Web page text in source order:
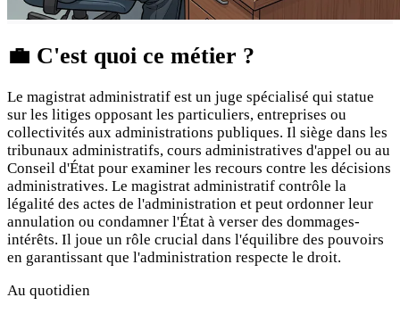
💼 C'est quoi ce métier ?
Le magistrat administratif est un juge spécialisé qui statue
sur les litiges opposant les particuliers, entreprises ou
collectivités aux administrations publiques. Il siège dans les
tribunaux administratifs, cours administratives d'appel ou au
Conseil d'État pour examiner les recours contre les décisions
administratives. Le magistrat administratif contrôle la
légalité des actes de l'administration et peut ordonner leur
annulation ou condamner l'État à verser des dommages-
intérêts. Il joue un rôle crucial dans l'équilibre des pouvoirs
en garantissant que l'administration respecte le droit.
Au quotidien